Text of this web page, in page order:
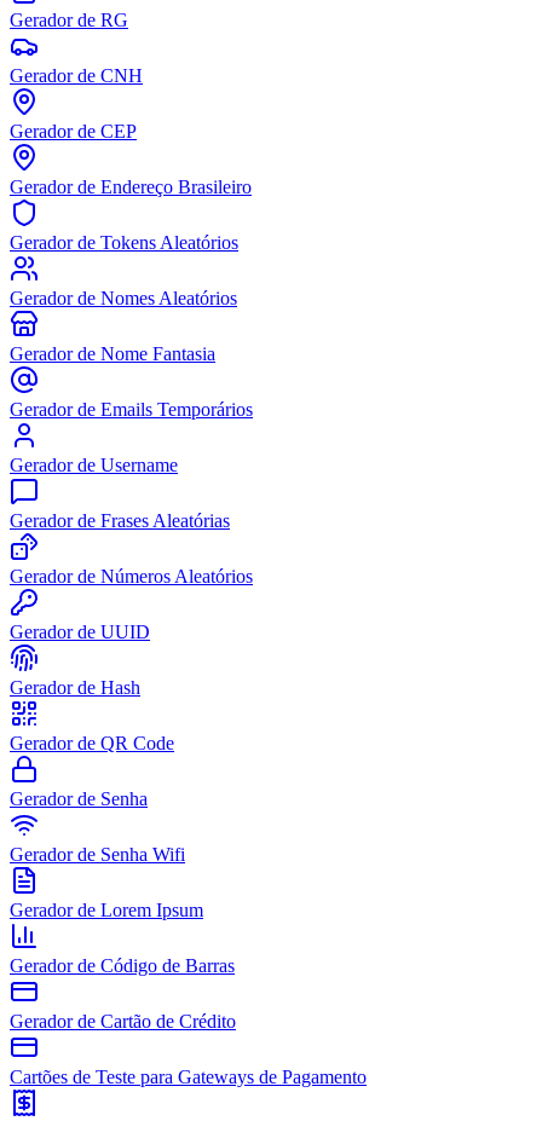
Gerador de RG
Gerador de CNH
Gerador de CEP
Gerador de Endereço Brasileiro
Gerador de Tokens Aleatórios
Gerador de Nomes Aleatórios
Gerador de Nome Fantasia
Gerador de Emails Temporários
Gerador de Username
Gerador de Frases Aleatórias
Gerador de Números Aleatórios
Gerador de UUID
Gerador de Hash
Gerador de QR Code
Gerador de Senha
Gerador de Senha Wifi
Gerador de Lorem Ipsum
Gerador de Código de Barras
Gerador de Cartão de Crédito
Cartões de Teste para Gateways de Pagamento